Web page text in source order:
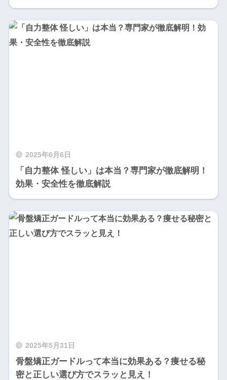
2025年6月6日
「自力整体 怪しい」は本当？専門家が徹底解明！
効果・安全性を徹底解説
2025年5月31日
骨盤矯正ガードルって本当に効果ある？痩せる秘
密と正しい選び方でスラッと見え！